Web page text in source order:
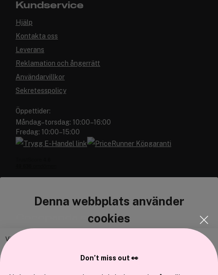
Denna webbplats använder
cookies
Vi använder enhetsidentifierare för att anpassa innehållet och
Kundservice
Hjälp
Kontakta oss
Leverans
Reklamation och ångerrätt
Användarvillkor
Sekretesspolicy
Öppettider:
Måndag–torsdag: 10:00–16:00
Fredag: 10:00–15:00
Cocopanda.se
Om oss
Don’t miss out 👀